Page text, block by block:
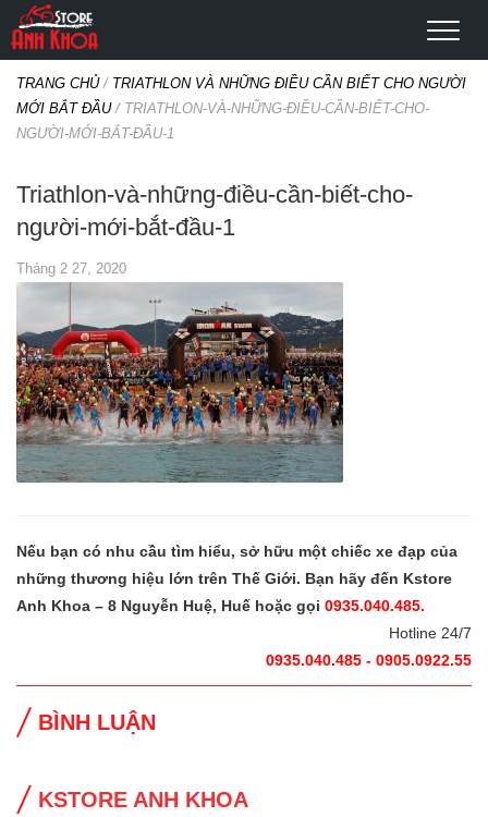
TRANG CHỦ/ TRIATHLON VÀ NHỮNG ĐIỀU CẦN BIẾT CHO NGƯỜI
MỚI BẮT ĐẦU/ TRIATHLON-VÀ-NHỮNG-ĐIỀU-CẦN-BIẾT-CHO-
NGƯỜI-MỚI-BẮT-ĐẦU-1
Triathlon-và-những-điều-cần-biết-cho-
người-mới-bắt-đầu-1
Tháng 2 27, 2020
Nếu bạn có nhu cầu tìm hiểu, sở hữu một chiếc xe đạp của
những thương hiệu lớn trên Thế Giới. Bạn hãy đến Kstore
Anh Khoa – 8 Nguyễn Huệ, Huế hoặc gọi 0935.040.485.
Hotline 24/7
0935.040.485 - 0905.0922.55
BÌNH LUẬN
KSTORE ANH KHOA